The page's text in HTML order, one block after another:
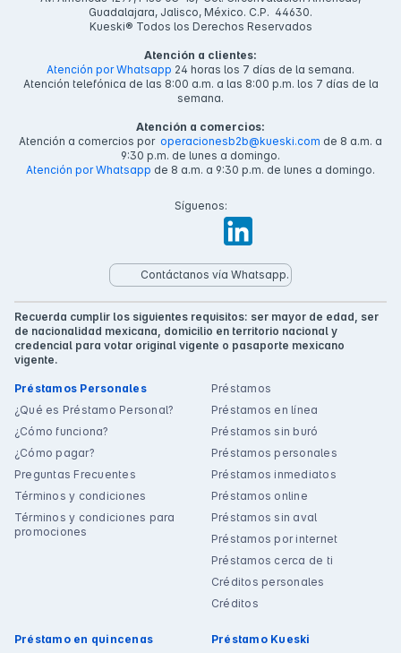
Guadalajara, Jalisco, México. C.P. 44630.
Kueski® Todos los Derechos Reservados
Atención a clientes:
Atención por Whatsapp 24 horas los 7 días de la semana.
Atención telefónica de las 8:00 a.m. a las 8:00 p.m. los 7 días de la
semana.
Atención a comercios:
Atención a comercios por operacionesb2b@kueski.com de 8 a.m. a
9:30 p.m. de lunes a domingo.
Atención por Whatsapp de 8 a.m. a 9:30 p.m. de lunes a domingo.
Síguenos:
Contáctanos vía Whatsapp.
Recuerda cumplir los siguientes requisitos: ser mayor de edad, ser
de nacionalidad mexicana, domicilio en territorio nacional y
credencial para votar original vigente o pasaporte mexicano
vigente.
Préstamos Personales
¿Qué es Préstamo Personal?
¿Cómo funciona?
¿Cómo pagar?
Preguntas Frecuentes
Términos y condiciones
Términos y condiciones para
promociones
Préstamos
Préstamos en línea
Préstamos sin buró
Préstamos personales
Préstamos inmediatos
Préstamos online
Préstamos sin aval
Préstamos por internet
Préstamos cerca de ti
Créditos personales
Créditos
Préstamo en quincenas
Préstamo Kueski